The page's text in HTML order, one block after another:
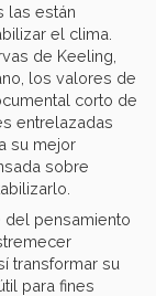
las están
el clima.
de Keeling,
los valores de
corto de
entrelazadas
su mejor
sobre
del pensamiento
transformar su
para fines